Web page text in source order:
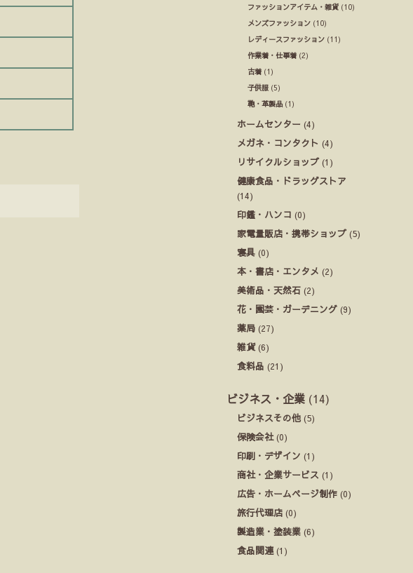
ファッションアイテム・雑貨 (10)
メンズファッション (10)
レディースファッション (11)
作業着・仕事着 (2)
古着 (1)
子供服 (5)
鞄・革製品 (1)
ホームセンター (4)
メガネ・コンタクト (4)
リサイクルショップ (1)
健康食品・ドラッグストア
(14)
印鑑・ハンコ (0)
家電量販店・携帯ショップ (5)
寝具 (0)
本・書店・エンタメ (2)
美術品・天然石 (2)
花・園芸・ガーデニング (9)
薬局 (27)
雑貨(6)
食料品 (21)
ビジネス・企業 (14)
ビジネスその他 (5)
保険会社(0)
印刷・デザイン (1)
商社・企業サービス (1)
広告・ホームページ制作 (0)
旅行代理店 (0)
製造業・塗装業 (6)
食品関連 (1)